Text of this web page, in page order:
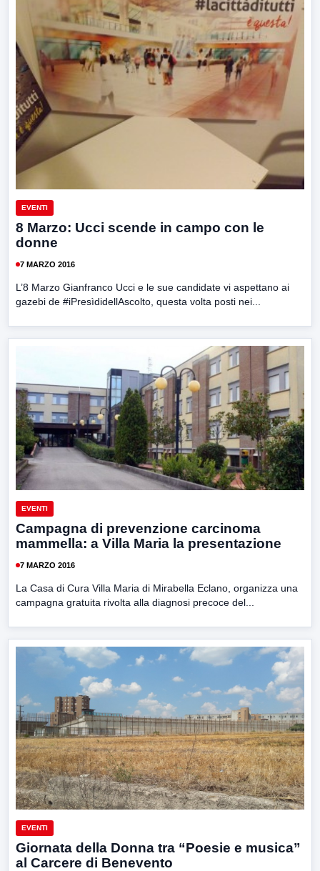
EVENTI
8 Marzo: Ucci scende in campo con le
donne
7 MARZO 2016
L’8 Marzo Gianfranco Ucci e le sue candidate vi aspettano ai
gazebi de #iPresìdidellAscolto, questa volta posti nei...
EVENTI
Campagna di prevenzione carcinoma
mammella: a Villa Maria la presentazione
7 MARZO 2016
La Casa di Cura Villa Maria di Mirabella Eclano, organizza una
campagna gratuita rivolta alla diagnosi precoce del...
EVENTI
Giornata della Donna tra “Poesie e musica”
al Carcere di Benevento